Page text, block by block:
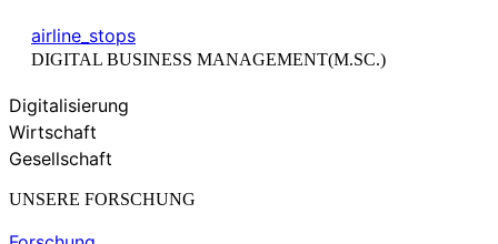
airline_stops
DIGITAL BUSINESS MANAGEMENT(M.SC.)
Digitalisierung
Wirtschaft
Gesellschaft
UNSERE FORSCHUNG